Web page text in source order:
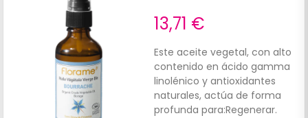
13,71 €
Este aceite vegetal, con alto
contenido en ácido gamma
linolénico y antioxidantes
naturales, actúa de forma
profunda para:Regenerar.